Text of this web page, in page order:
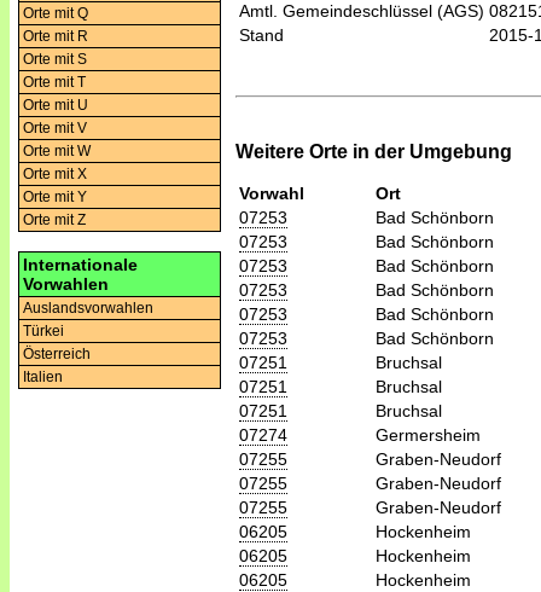
Orte mit Q
Orte mit R
Orte mit S
Orte mit T
Orte mit U
Orte mit V
Orte mit W
Orte mit X
Orte mit Y
Orte mit Z
Internationale
Vorwahlen
Auslandsvorwahlen
Türkei
Österreich
Italien
Amtl. Gemeindeschlüssel (AGS)
Stand
2015-
Weitere Orte in der Umgebung
Vorwahl
Ort
07253
Bad Schönborn
07253
Bad Schönborn
07253
Bad Schönborn
07253
Bad Schönborn
07253
Bad Schönborn
07253
Bad Schönborn
07251
Bruchsal
07251
Bruchsal
07251
Bruchsal
07274
Germersheim
07255
Graben-Neudorf
07255
Graben-Neudorf
07255
Graben-Neudorf
06205
Hockenheim
06205
Hockenheim
06205
Hockenheim